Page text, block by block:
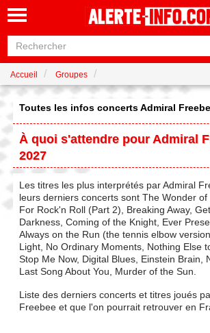
Accueil Groupes
Toutes les infos concerts Admiral
À quoi s'attendre pour Admiral
2027
Les titres les plus interprétés par Admiral
leurs derniers concerts sont The Wonder of
For Rock'n Roll (Part 2), Breaking Away,
Darkness, Coming of the Knight, Ever
Always on the Run (the tennis elbow
Light, No Ordinary Moments, Nothing Else
Stop Me Now, Digital Blues, Einstein Brain,
Last Song About You, Murder of the Sun.
Liste des derniers concerts et titres joués
Freebee et que l'on pourrait retrouver en